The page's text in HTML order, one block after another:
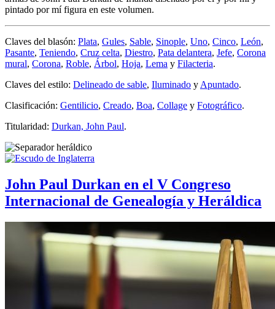
pintado por mí figura en este volumen.
Claves del blasón: Plata, Gules, Sable, Sinople, Uno, Cinco, León,
Pasante, Teniendo, Cruz celta, Diestro, Pata delantera, Jefe, Corona
mural, Corona, Roble, Árbol, Hoja, Lema y Filacteria.
Claves del estilo: Delineado de sable, Iluminado yApuntado.
Clasificación: Gentilicio, Creado, Boa, Collage y Fotográfico.
Titularidad: Durkan, John Paul.
John Paul Durkan en el V Congreso
Internacional de Genealogía y Heráldica